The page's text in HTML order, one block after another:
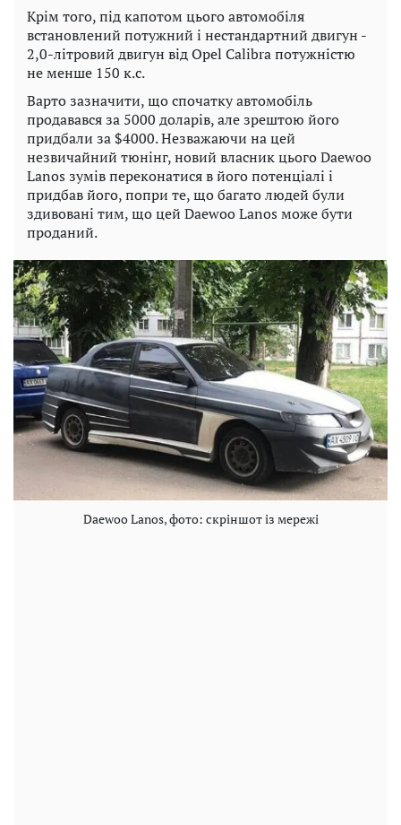
Крім того, під капотом цього автомобіля
встановлений потужний і нестандартний двигун -
2,0-літровий двигун від Opel Calibra потужністю
не менше 150 к.с.
Варто зазначити, що спочатку автомобіль
продавався за 5000 доларів, але зрештою його
придбали за $4000. Незважаючи на цей
незвичайний тюнінг, новий власник цього Daewoo
Lanos зумів переконатися в його потенціалі і
придбав його, попри те, що багато людей були
здивовані тим, що цей Daewoo Lanos може бути
проданий.
Daewoo Lanos, фото: скріншот із мережі